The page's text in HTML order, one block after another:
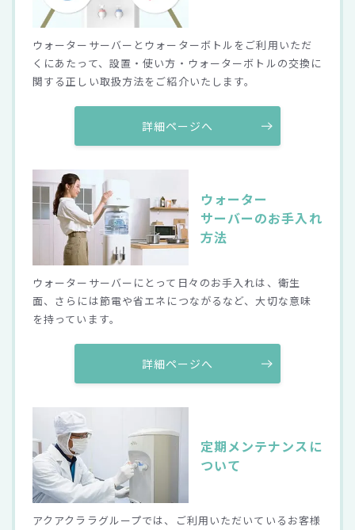
ウォーターサーバーとウォーターボトルをご利用いただ
くにあたって、設置・使い方・ウォーターボトルの交換に
関する正しい取扱方法をご紹介いたします。
詳細ページへ
ウォーター
サーバーのお手入れ
方法
ウォーターサーバーにとって日々のお手入れは、衛生
面、さらには節電や省エネにつながるなど、大切な意味
を持っています。
詳細ページへ
定期メンテナンス に
ついて
アクアクララグループでは、ご利用いただいているお客様